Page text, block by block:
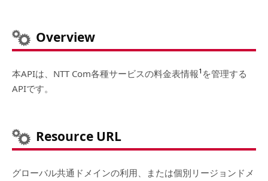
Overview
本APIは、NTT Com各種サービスの料金表情報1 を管理する
APIです。
Resource URL
グローバル共通ドメインの利用、または個別リージョンドメ